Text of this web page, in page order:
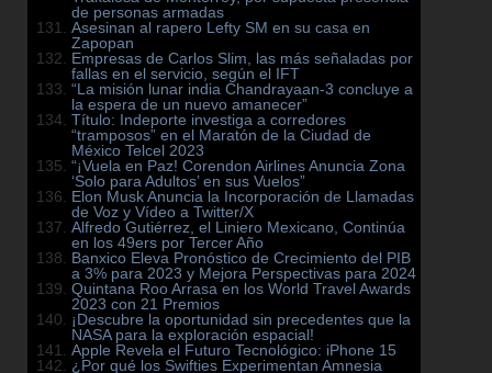
de personas armadas
Asesinan al rapero Lefty SM en su casa en
Zapopan
Empresas de Carlos Slim, las más señaladas por
fallas en el servicio, según el IFT
“La misión lunar india Chandrayaan-3 concluye a
la espera de un nuevo amanecer”
Título: Indeporte investiga a corredores
“tramposos” en el Maratón de la Ciudad de
México Telcel 2023
“¡Vuela en Paz! Corendon Airlines Anuncia Zona
‘Solo para Adultos’ en sus Vuelos”
Elon Musk Anuncia la Incorporación de Llamadas
de Voz y Vídeo a Twitter/X
Alfredo Gutiérrez, el Liniero Mexicano, Continúa
en los 49ers por Tercer Año
Banxico Eleva Pronóstico de Crecimiento del PIB
a 3% para 2023 y Mejora Perspectivas para 2024
Quintana Roo Arrasa en los World Travel Awards
2023 con 21 Premios
¡Descubre la oportunidad sin precedentes que la
NASA para la exploración espacial!
Apple Revela el Futuro Tecnológico: iPhone 15
¿Por qué los Swifties Experimentan Amnesia